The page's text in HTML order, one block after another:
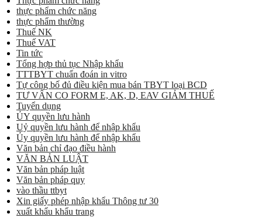
thực phẩm chức năng
thực phẩm thường
Thuế NK
Thuế VAT
Tin tức
Tổng hợp thủ tục Nhập khẩu
TTTBYT chuẩn đoán in vitro
Tự công bố đủ điều kiện mua bán TBYT loại BCD
TƯ VẤN CO FORM E, AK, D, EAV GIẢM THUẾ
Tuyển dụng
ỦY quyền lưu hành
Uỷ quyền lưu hành để nhập khẩu
Ủy quyền lưu hành để nhập khẩu
Văn bản chỉ đạo điều hành
VĂN BẢN LUẬT
Văn bản pháp luật
Văn bản pháp quy
vào thầu ttbyt
Xin giấy phép nhập khẩu Thông tư 30
xuất khẩu khẩu trang